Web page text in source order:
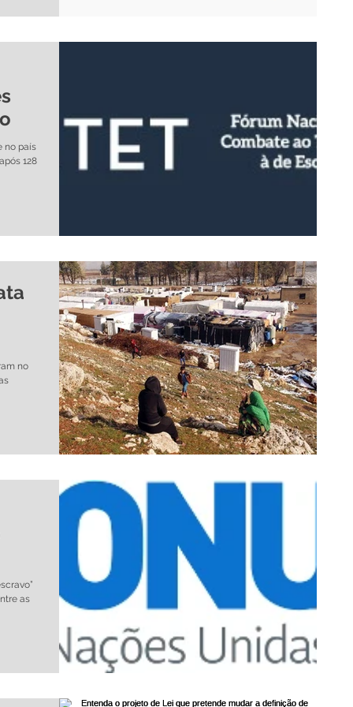
no país
128
no
as